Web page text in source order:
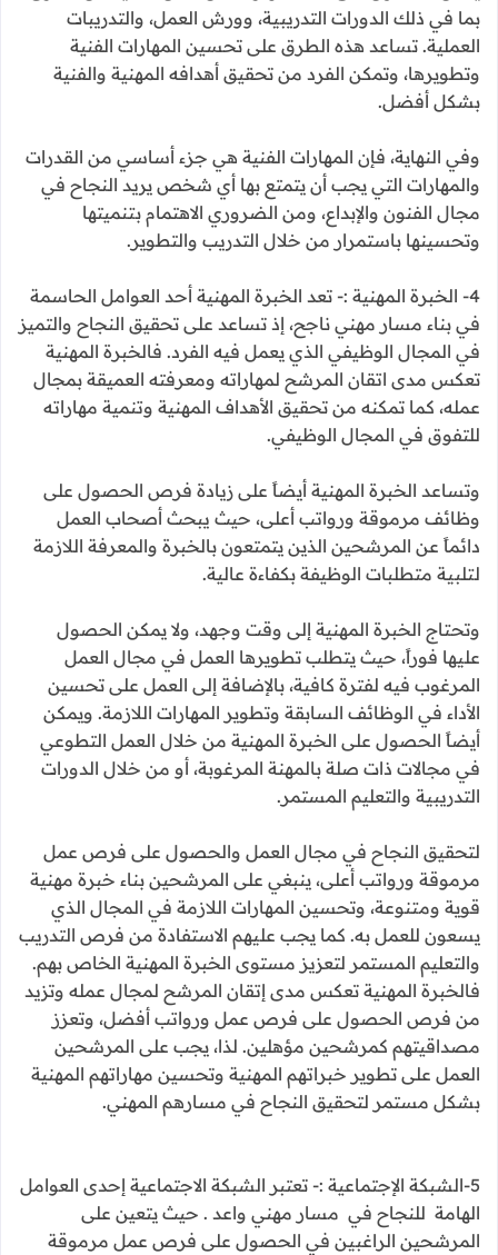
بما في ذلك الدورات التدريبية، وورش العمل، والتدريبات
العملية. تساعد هذه الطرق على تحسين المهارات الفنية
وتطويرها، وتمكن الفرد من تحقيق أهدافه المهنية والفنية
بشكل أفضل.
وفي النهاية، فإن المهارات الفنية هي جزء أساسي من القدرات
والمهارات التي يجب أن يتمتع بها أي شخص يريد النجاح في
مجال الفنون والإبداع، ومن الضروري الاهتمام بتنميتها
وتحسينها باستمرار من خلال التدريب والتطوير.
4- الخبرة المهنية :- تعد الخبرة المهنية أحد العوامل الحاسمة
في بناء مسار مهني ناجح، إذ تساعد على تحقيق النجاح والتميز
في المجال الوظيفي الذي يعمل فيه الفرد. فالخبرة المهنية
تعكس مدى اتقان المرشح لمهاراته ومعرفته العميقة بمجال
عمله، كما تمكنه من تحقيق الأهداف المهنية وتنمية مهاراته
للتفوق في المجال الوظيفي.
وتساعد الخبرة المهنية أيضاً على زيادة فرص الحصول على
وظائف مرموقة ورواتب أعلى، حيث يبحث أصحاب العمل
دائماً عن المرشحين الذين يتمتعون بالخبرة والمعرفة اللازمة
لتلبية متطلبات الوظيفة بكفاءة عالية.
وتحتاج الخبرة المهنية إلى وقت وجهد، ولا يمكن الحصول
عليها فوراً، حيث يتطلب تطويرها العمل في مجال العمل
المرغوب فيه لفترة كافية، بالإضافة إلى العمل على تحسين
الأداء في الوظائف السابقة وتطوير المهارات اللازمة. ويمكن
أيضاً الحصول على الخبرة المهنية من خلال العمل التطوعي
في مجالات ذات صلة بالمهنة المرغوبة، أو من خلال الدورات
التدريبية والتعليم المستمر.
لتحقيق النجاح في مجال العمل والحصول على فرص عمل
مرموقة ورواتب أعلى، ينبغي على المرشحين بناء خبرة مهنية
قوية ومتنوعة، وتحسين المهارات اللازمة في المجال الذي
يسعون للعمل به. كما يجب عليهم الاستفادة من فرص التدريب
والتعليم المستمر لتعزيز مستوى الخبرة المهنية الخاص بهم.
فالخبرة المهنية تعكس مدى إتقان المرشح لمجال عمله وتزيد
من فرص الحصول على فرص عمل ورواتب أفضل، وتعزز
مصداقيتهم كمرشحين مؤهلين. لذا، يجب على المرشحين
العمل على تطوير خبراتهم المهنية وتحسين مهاراتهم المهنية
بشكل مستمر لتحقيق النجاح في مسارهم المهني.
5-الشبكة الإجتماعية :- تعتبر الشبكة الاجتماعية إحدى العوامل
الهامة للنجاح في مسار مهني واعد . حيث يتعين على
المرشحين الراغبين في الحصول على فرص عمل مرموقة